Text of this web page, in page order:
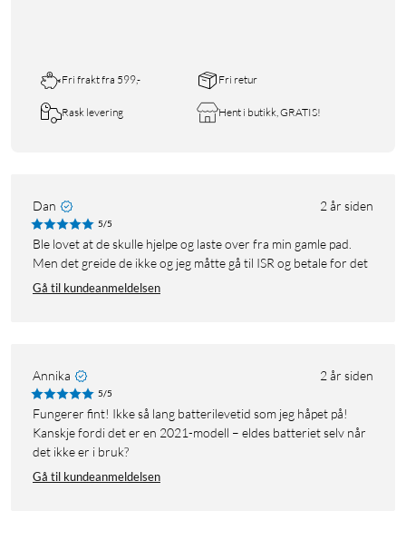
Fri frakt fra 599,- Fri retur
Rask levering Hent i butikk, GRATIS!
Dan 2 år siden
5/5
Ble lovet at de skulle hjelpe og laste over fra min gamle pad.
Men det greide de ikke og jeg måtte gå til ISR og betale for det
Gå til kundeanmeldelsen
Annika 2 år siden
5/5
Fungerer fint! Ikke så lang batterilevetid som jeg håpet på!
Kanskje fordi det er en 2021-modell – eldes batteriet selv når
det ikke er i bruk?
Gå til kundeanmeldelsen